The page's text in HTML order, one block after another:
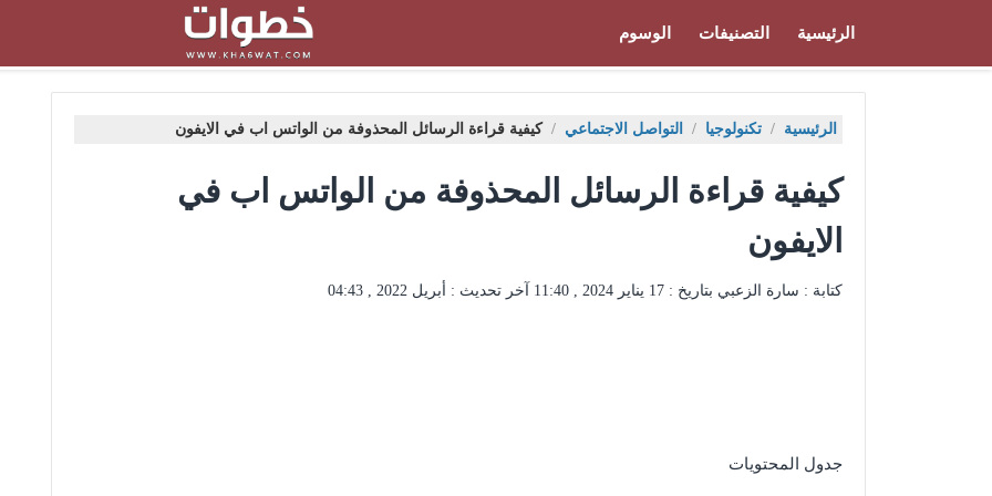
الرئيسية التصنيفات الوسوم
الرئيسية / تكنولوجيا / التواصل الاجتماعي / كيفية قراءة الرسائل المحذوفة من الواتس اب في الايفون
كيفية قراءة الرسائل المحذوفة من الواتس اب في
الايفون
كتابة : سارة الزعبي بتاريخ : 17 يناير 2024 , 11:40 آخر تحديث : أبريل 2022 , 04:43
جدول المحتويات